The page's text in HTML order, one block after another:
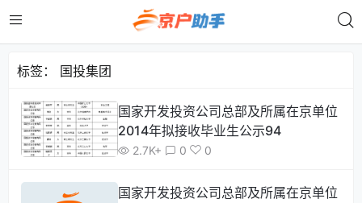
标签： 国投集团
国家开发投资公司总部及所属在京单位
2014年拟接收毕业生公示94
2.7K+ 0 0
国家开发投资公司总部及所属在京单位